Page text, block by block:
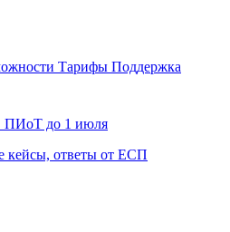
Тарифы Поддержка
ПИоТ до 1 июля
кейсы, ответы от ЕСП